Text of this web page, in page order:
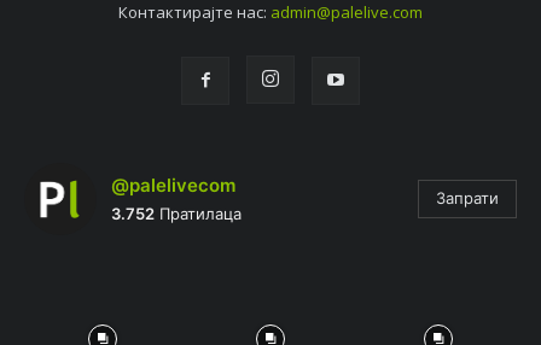
Контактирајтe нас: admin@palelive.com
@palelivecom
3.752 Пратилаца
Запрати